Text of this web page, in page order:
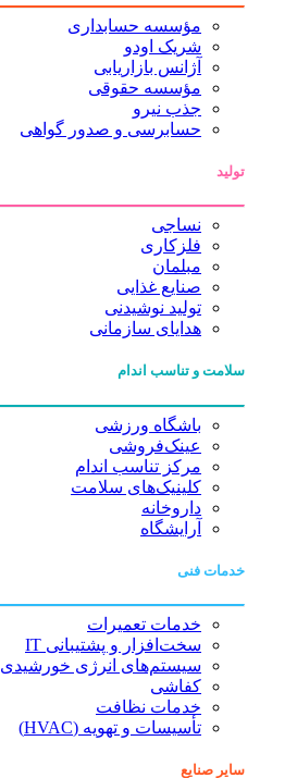
مؤسسه حسابداری
شریک اودو
آژانس بازاریابی
مؤسسه حقوقی
جذب نیرو
حسابرسی و صدور گواهی
تولید
نساجی
فلزکاری
مبلمان
صنایع غذایی
تولید نوشیدنی
هدایای سازمانی
سلامت و تناسب اندام
باشگاه ورزشی
عینک‌فروشی
مرکز تناسب اندام
کلینیک‌های سلامت
داروخانه
آرایشگاه
خدمات فنی
خدمات تعمیرات
سخت‌افزار و پشتیبانی IT
سیستم‌های انرژی خورشیدی
کفاشی
خدمات نظافت
تأسیسات و تهویه (HVAC)
سایر صنایع